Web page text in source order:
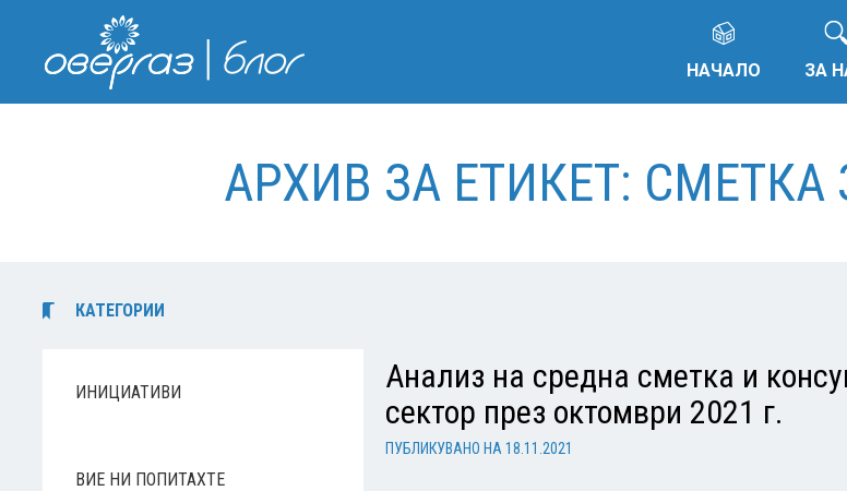
НАЧАЛО ЗА
АРХИВ ЗА ЕТИКЕТ:
КАТЕГОРИИ
ИНИЦИАТИВИ
ВИЕ НИ ПОПИТАХТЕ
Анализ на средна сметка и
сектор през октомври 2021 г.
ПУБЛИКУВАНО НА 18.11.2021